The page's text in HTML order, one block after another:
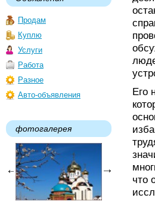
Продам
Куплю
Услуги
Работа
Разное
Авто-объявления
фотогалерея
Его
что